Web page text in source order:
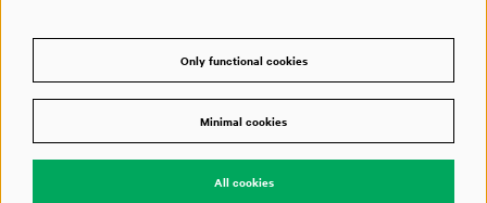
Powered byCultureSuite
Only functional cookies
Minimal cookies
All cookies